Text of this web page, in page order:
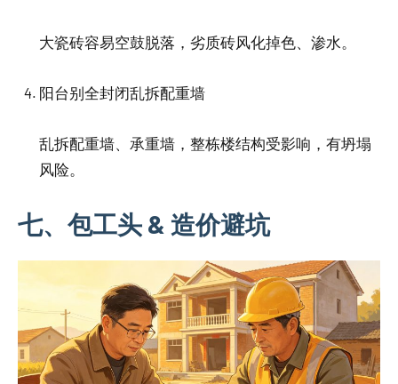
大瓷砖容易空鼓脱落，劣质砖风化掉色、渗水。
阳台别全封闭乱拆配重墙
乱拆配重墙、承重墙，整栋楼结构受影响，有坍塌
风险。
七、包工头 & 造价避坑